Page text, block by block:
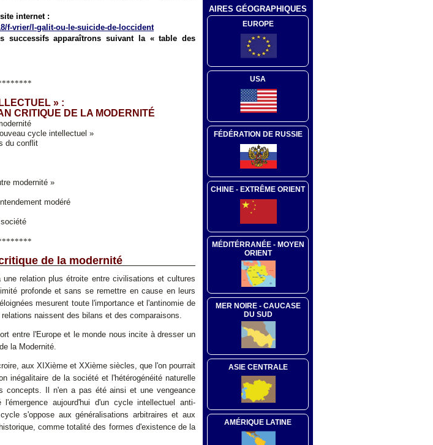
internet :
f-vrier/l-galit-ou-le-suicide-de-loccident
successifsapparaîtronssuivant la « table des
» :
CRITIQUE DE LA MODERNITÉ
cycle intellectuel »
du conflit
modernité »
modéré
de la modernité
relation plus étroite entre civilisations et cultures
profonde et sans se remettre en cause en leurs
mesurent toute l'importance et l'antinomie de
naissent des bilans et des comparaisons.
entre l'Europeet le monde nous incite à dresser un
la Modernité.
aux XIXième et XXième siècles, que l'on pourrait
inégalitaire de la société et l'hétérogénéité naturelle
concepts. Il n'en a pas été ainsi et une vengeance
l'émergence aujourd'hui d'un cycle intellectuel anti-
s'oppose aux généralisations arbitraires et aux
comme totalité des formes d'existence de la
AIRES GÉOGRAPHIQUES
EUROPE
USA
FÉDÉRATION DE RUSSIE
CHINE - EXTRÊME ORIENT
MÉDITÉRRANÉE - MOYEN
ORIENT
MER NOIRE - CAUCASE
DU SUD
ASIE CENTRALE
AMÉRIQUE LATINE